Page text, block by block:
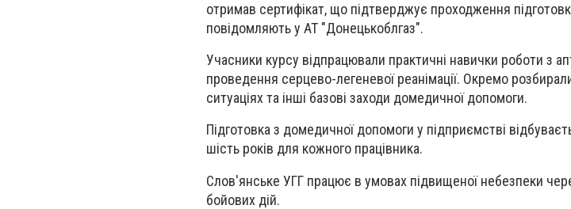
отримав сертифікат, що підтверджує проходження
повідомляють у АТ "Донецькоблгаз".
Учасники курсу відпрацювали практичні навички роботи з
проведення серцево-легеневої реанімації. Окремо
ситуаціях та інші базові заходи домедичної допомоги.
Підготовка з домедичної допомоги у підприємстві
шість років для кожного працівника.
Слов'янське УГГ працює в умовах підвищеної небезпеки
бойових дій.